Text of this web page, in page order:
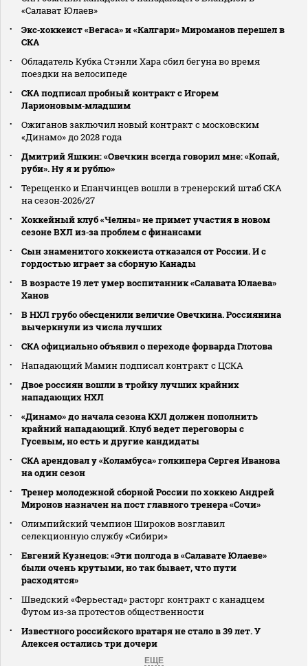
«Салават Юлаев»
Экс‑хоккеист «Вегаса» и «Калгари» Мироманов перешел в
СКА
Обладатель Кубка Стэнли Хара сбил бегуна во время
поездки на велосипеде
СКА подписал пробный контракт с Игорем
Ларионовым‑младшим
Ожиганов заключил новый контракт с московским
«Динамо» до 2028 года
Дмитрий Яшкин: «Овечкин всегда говорил мне: «Копай,
руби». Ну я и рублю»
Терещенко и Епанчинцев вошли в тренерский штаб СКА
на сезон‑2026/27
Хоккейный клуб «Челны» не примет участия в новом
сезоне ВХЛ из‑за проблем с финансами
Сын знаменитого хоккеиста отказался от России. И с
гордостью играет за сборную Канады
В возрасте 19 лет умер воспитанник «Салавата Юлаева»
Ханов
В НХЛ грубо обесценили величие Овечкина. Россиянина
вычеркнули из числа лучших
СКА официально объявил о переходе форварда Глотова
Нападающий Мамин подписал контракт с ЦСКА
Двое россиян вошли в тройку лучших крайних
нападающих НХЛ
«Динамо» до начала сезона КХЛ должен пополнить
крайний нападающий. Клуб ведет переговоры с
Гусевым, но есть и другие кандидаты
СКА арендовал у «Коламбуса» голкипера Сергея Иванова
на один сезон
Тренер молодежной сборной России по хоккею Андрей
Миронов назначен на пост главного тренера «Сочи»
Олимпийский чемпион Широков возглавил
селекционную службу «Сибири»
Евгений Кузнецов: «Эти полгода в «Салавате Юлаеве»
были очень крутыми, но так бывает, что пути
расходятся»
Шведский «Ферьестад» расторг контракт с канадцем
Футом из‑за протестов общественности
Известного российского вратаря не стало в 39 лет. У
Алексея остались три дочери
ЕЩЕ